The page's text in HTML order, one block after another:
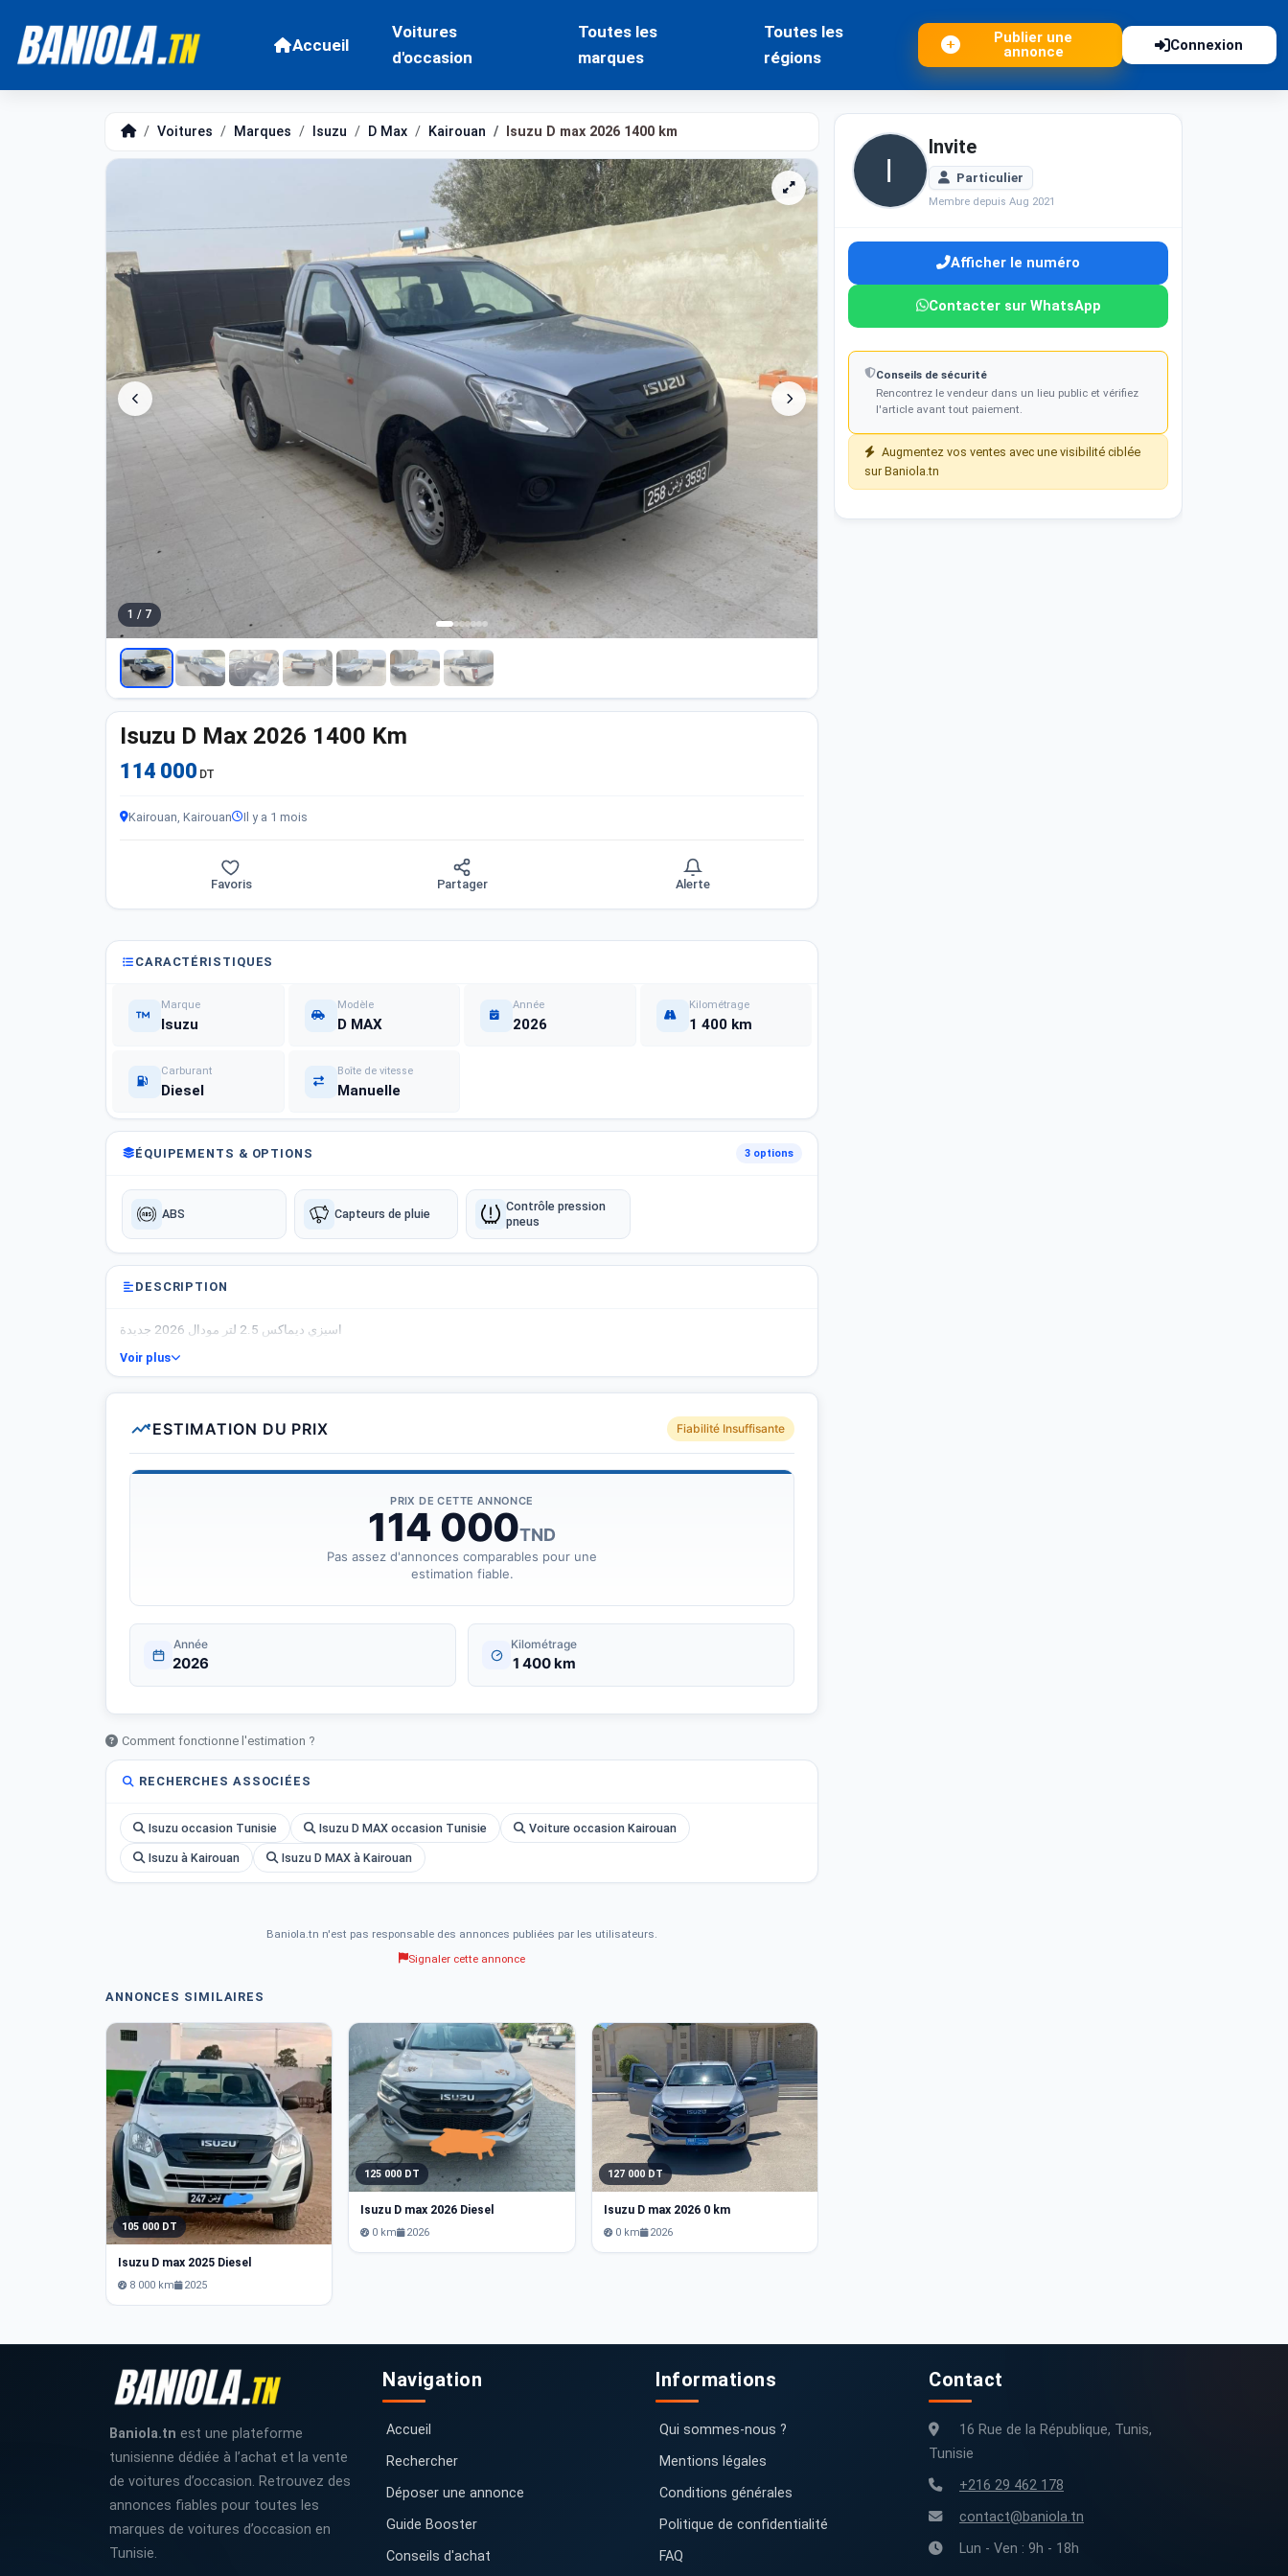
Accueil
Voitures
d'occasion
Toutes les
marques
Toutes les
régions
Publier une
annonce
Connexion
Voitures Marques Isuzu D Max Kairouan Isuzu D max 2026 1400 km
1 / 7
Isuzu D Max 2026 1400 Km
114 000 DT
Kairouan, Kairouan Il y a 1 mois
Favoris Partager Alerte
CARACTÉRISTIQUES
Marque
Isuzu
Modèle
D MAX
Année
2026
Kilométrage
1 400 km
Carburant
Diesel
Boîte de vitesse
Manuelle
ÉQUIPEMENTS & OPTIONS 3 options
ABS Capteurs de pluie
Contrôle pression
pneus
DESCRIPTION
اسيزي ديماكس 2.5 لتر مودال 2026 جديدة
Voir plus
ESTIMATION DU PRIX Fiabilité Insuffisante
PRIX DE CETTE ANNONCE
114 000TND
Pas assez d'annonces comparables pour une
estimation fiable.
Année
2026
Kilométrage
1 400 km
Comment fonctionne l'estimation ?
RECHERCHES ASSOCIÉES
Isuzu occasion Tunisie Isuzu D MAX occasion Tunisie Voiture occasion Kairouan
Isuzu à Kairouan Isuzu D MAX à Kairouan
Baniola.tn n'est pas responsable des annonces publiées par les utilisateurs.
Signaler cette annonce
ANNONCES SIMILAIRES
105 000 DT
Isuzu D max 2025 Diesel
8 000 km 2025
125 000 DT
Isuzu D max 2026 Diesel
0 km 2026
127 000 DT
Isuzu D max 2026 0 km
0 km 2026
Invite
Particulier
Membre depuis Aug 2021
Afficher le numéro
Contacter sur WhatsApp
Conseils de sécurité
Rencontrez le vendeur dans un lieu public et vérifiez
l'article avant tout paiement.
Augmentez vos ventes avec une visibilité ciblée
sur Baniola.tn
Baniola.tn est une plateforme
tunisienne dédiée à l’achat et la vente
de voitures d’occasion. Retrouvez des
annonces fiables pour toutes les
marques de voitures d’occasion en
Tunisie.
Navigation
Accueil
Rechercher
Déposer une annonce
Guide Booster
Conseils d'achat
Informations
Qui sommes-nous ?
Mentions légales
Conditions générales
Politique de confidentialité
FAQ
Contact
16 Rue de la République, Tunis,
Tunisie
+216 29 462 178
contact@baniola.tn
Lun - Ven : 9h - 18h